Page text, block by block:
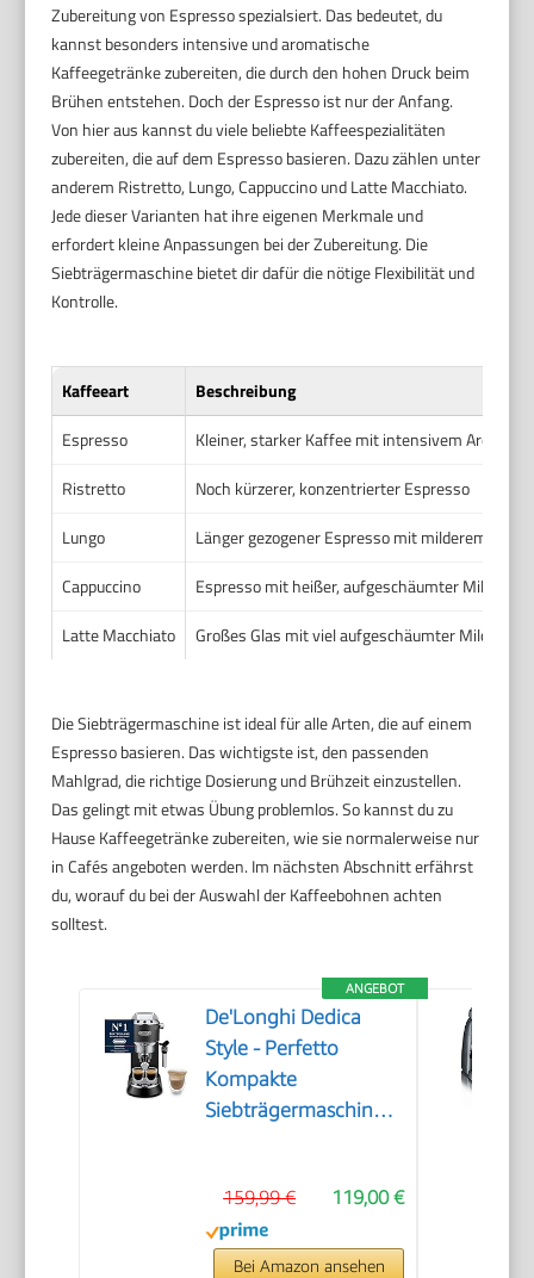
Zubereitung von Espresso spezialsiert. Das bedeutet, du
kannst besonders intensive und aromatische
Kaffeegetränke zubereiten, die durch den hohen Druck beim
Brühen entstehen. Doch der Espresso ist nur der Anfang.
Von hier aus kannst du viele beliebte Kaffeespezialitäten
zubereiten, die auf dem Espresso basieren. Dazu zählen unter
anderem Ristretto, Lungo, Cappuccino und Latte Macchiato.
Jede dieser Varianten hat ihre eigenen Merkmale und
erfordert kleine Anpassungen bei der Zubereitung. Die
Siebträgermaschine bietet dir dafür die nötige Flexibilität und
Kontrolle.
Kaffeeart
Beschreibung
Espresso
Kleiner, starker Kaffee mit intensivem Aroma
Ristretto
Noch kürzerer, konzentrierter Espresso
Lungo
Länger gezogener Espresso mit milderem
Cappuccino
Espresso mit heißer, aufgeschäumter Milch
Latte Macchiato
Großes Glas mit viel aufgeschäumter Milch und
Die Siebträgermaschine ist ideal für alle Arten, die auf einem
Espresso basieren. Das wichtigste ist, den passenden
Mahlgrad, die richtige Dosierung und Brühzeit einzustellen.
Das gelingt mit etwas Übung problemlos. So kannst du zu
Hause Kaffeegetränke zubereiten, wie sie normalerweise nur
in Cafés angeboten werden. Im nächsten Abschnitt erfährst
du, worauf du bei der Auswahl der Kaffeebohnen achten
solltest.
ANGEBOT
De'Longhi Dedica
Style - Perfetto
Kompakte
Siebträgermaschine
Milchaufschäumer für
Espresso und
Cappuccino, ESE Pad
119,00 €
159,99 €
Bei Amazon ansehen